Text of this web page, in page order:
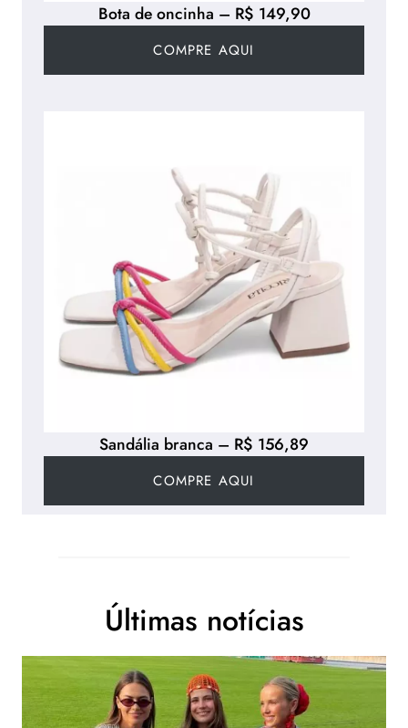
Sandália branca – R$ 156,89
COMPRE AQUI
Bota de oncinha – R$ 149,90
COMPRE AQUI
Últimas notícias